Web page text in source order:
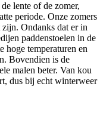
lente of de zomer,
periode. Onze zomers
Ondanks dat er in
paddenstoelen in de
hoge temperaturen en
Bovendien is de
malen beter. Van kou
dus bij echt winterweer